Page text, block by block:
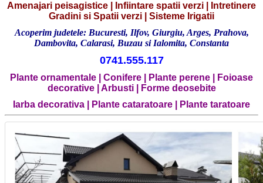
Amenajari peisagistice | Infiintare spatii verzi | Intretinere
Gradini si Spatii verzi | Sisteme Irigatii
Acoperim judetele: Bucuresti, Ilfov, Giurgiu, Arges, Prahova,
Dambovita, Calarasi, Buzau si Ialomita, Constanta
0741.555.117
Plante ornamentale | Conifere | Plante perene | Foioase
decorative | Arbusti | Forme deosebite
Iarba decorativa | Plante cataratoare | Plante taratoare